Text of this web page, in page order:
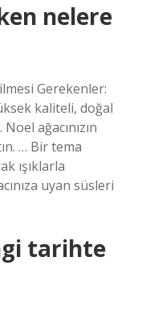
nelere
Gerekenler:
kaliteli, doğal
ağacınızın
… Bir tema
ışıklarla
uyan süsleri
tarihte